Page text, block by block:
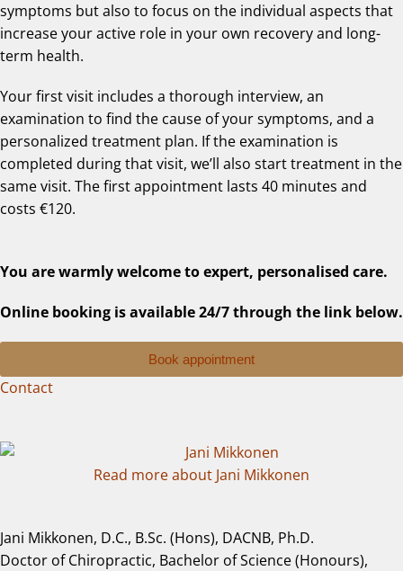
symptoms but also to focus on the individual aspects that
increase your active role in your own recovery and long-
term health.
Your first visit includes a thorough interview, an
examination to find the cause of your symptoms, and a
personalized treatment plan. If the examination is
completed during that visit, we’ll also start treatment in the
same visit. The first appointment lasts 40 minutes and
costs €120.
You are warmly welcome to expert, personalised care.
Online booking is available 24/7 through the link below.
Book appointment
Contact
Read more about Jani Mikkonen
Jani Mikkonen, D.C., B.Sc. (Hons), DACNB, Ph.D.
Doctor of Chiropractic, Bachelor of Science (Honours),